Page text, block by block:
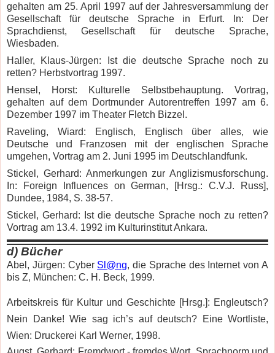
gehalten am 25. April 1997 auf der Jahresversammlung der
Gesellschaft für deutsche Sprache in Erfurt. In: Der
Sprachdienst, Gesellschaft für deutsche Sprache,
Wiesbaden.
Haller, Klaus-Jürgen: Ist die deutsche Sprache noch zu
retten? Herbstvortrag 1997.
Hensel, Horst: Kulturelle Selbstbehauptung. Vortrag,
gehalten auf dem Dortmunder Autorentreffen 1997 am 6.
Dezember 1997 im Theater Fletch Bizzel.
Raveling, Wiard: Englisch, Englisch über alles, wie
Deutsche und Franzosen mit der englischen Sprache
umgehen, Vortrag am 2. Juni 1995 im Deutschlandfunk.
Stickel, Gerhard: Anmerkungen zur Anglizismusforschung.
In: Foreign Influences on German, [Hrsg.: C.V.J. Russ],
Dundee, 1984, S. 38-57.
Stickel, Gerhard: Ist die deutsche Sprache noch zu retten?
Vortrag am 13.4. 1992 im Kulturinstitut Ankara.
d) Bücher
Abel, Jürgen: Cyber Sl@ng, die Sprache des Internet von A
bis Z, München: C. H. Beck, 1999.
Arbeitskreis für Kultur und Geschichte [Hrsg.]: Engleutsch?
Nein Danke! Wie sag ich’s auf deutsch? Eine Wortliste,
Wien: Druckerei Karl Werner, 1998.